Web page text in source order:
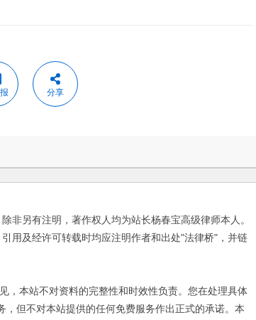
分享
非另有注明，著作权人均为站长杨春宝高级律师本人。
用及经许可转载时均应注明作者和出处"法律桥"，并链
本站不对资料的完整性和时效性负责。您在处理具体
但不对本站提供的任何免费服务作出正式的承诺。本